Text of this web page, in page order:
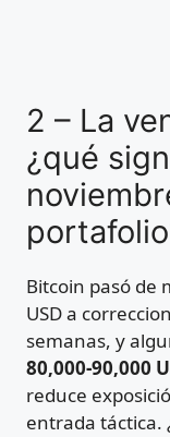
2 – La
¿qué
Bitcoin pasó de
USD a
semanas, y
80,000-90,000
reduce
entrada táctica.